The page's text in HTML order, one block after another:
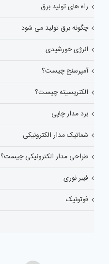
راه های تولید برق
چگونه برق تولید می شود
انرژی خورشیدی
آمپرسنج چیست؟
الکتریسیته چیست؟
برد مدار چاپی
شماتیک مدار الکترونیکی
طراحی مدار الکترونیکی چیست؟
فیبر نوری
فوتونیک